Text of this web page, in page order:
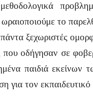
το
πάντα ξεχωριστές
που οδήγησαν σε
παιδιά εκείνων
για τον